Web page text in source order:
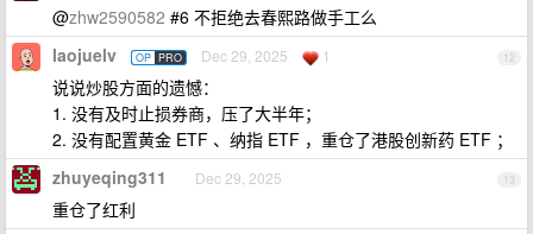
@zhw2590582 #6 不拒绝去春熙路做手工么
12
laojuelv OP PRO Dec 29, 2025 1
说说炒股方面的遗憾：
1. 没有及时止损券商，压了大半年；
2. 没有配置黄金 ETF 、纳指 ETF ，重仓了港股创新药 ETF ；
13
zhuyeqing311 Dec 29, 2025
重仓了红利